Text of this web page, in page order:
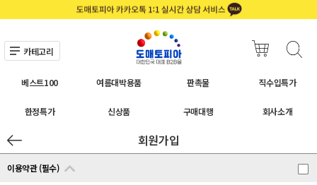
카테고리
베스트100 여름대박용품 판촉물 직수입특가
한정특가 신상품 구매대행 회사소개
회원가입
이용약관 (필수)